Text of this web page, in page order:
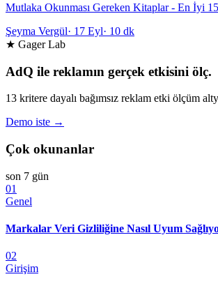
Mutlaka Okunması Gereken Kitaplar - En İyi
Şeyma Vergül· 17 Eyl· 10 dk
★ Gager Lab
AdQ ile reklamın gerçek etkisini ölç.
13 kritere dayalı bağımsız reklam etki ölçüm
Demo iste →
Çok okunanlar
son 7 gün
01
Genel
Markalar Veri Gizliliğine Nasıl Uyum
02
Girişim